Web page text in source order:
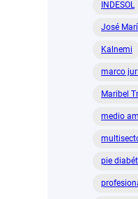
INDESOL
José
Kalnemi
marco
Maribel
medio
pie